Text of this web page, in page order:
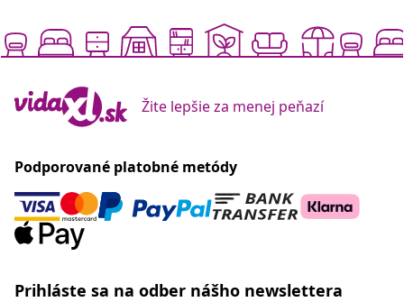
Žite lepšie za menej peňazí
Podporované platobné metódy
Prihláste sa na odber nášho newslettera